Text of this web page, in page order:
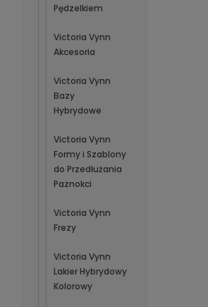
Pędzelkiem
Victoria Vynn
Akcesoria
Victoria Vynn
Bazy
Hybrydowe
Victoria Vynn
Formy i Szablony
do Przedłużania
Paznokci
Victoria Vynn
Frezy
Victoria Vynn
Lakier Hybrydowy
Kolorowy